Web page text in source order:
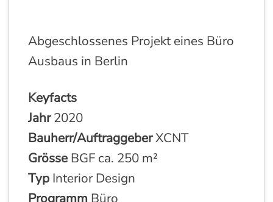
Abgeschlossenes Projekt eines Büro
Ausbaus in Berlin
Keyfacts
Jahr2020
Bauherr/AuftraggeberXCNT
Grösse BGF ca. 250 m²
Typ Interior Design
Programm Büro